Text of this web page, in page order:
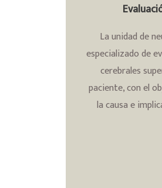
La unidad de
especializado de
cerebrales
paciente, con el
la causa e